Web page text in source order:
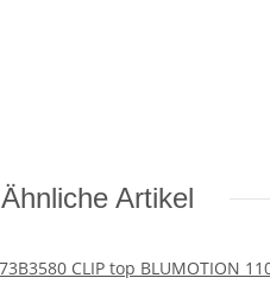
Ähnliche Artikel